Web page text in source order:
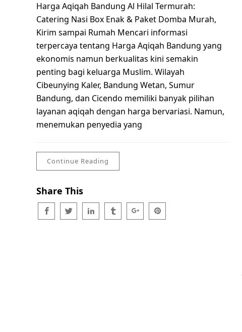
Harga Aqiqah Bandung Al Hilal Termurah:
Catering Nasi Box Enak & Paket Domba Murah,
Kirim sampai Rumah Mencari informasi
terpercaya tentang Harga Aqiqah Bandung yang
ekonomis namun berkualitas kini semakin
penting bagi keluarga Muslim. Wilayah
Cibeunying Kaler, Bandung Wetan, Sumur
Bandung, dan Cicendo memiliki banyak pilihan
layanan aqiqah dengan harga bervariasi. Namun,
menemukan penyedia yang
Continue Reading
Share This